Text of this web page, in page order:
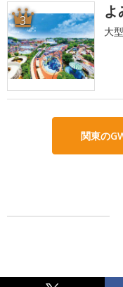
3 よ
大
関東の